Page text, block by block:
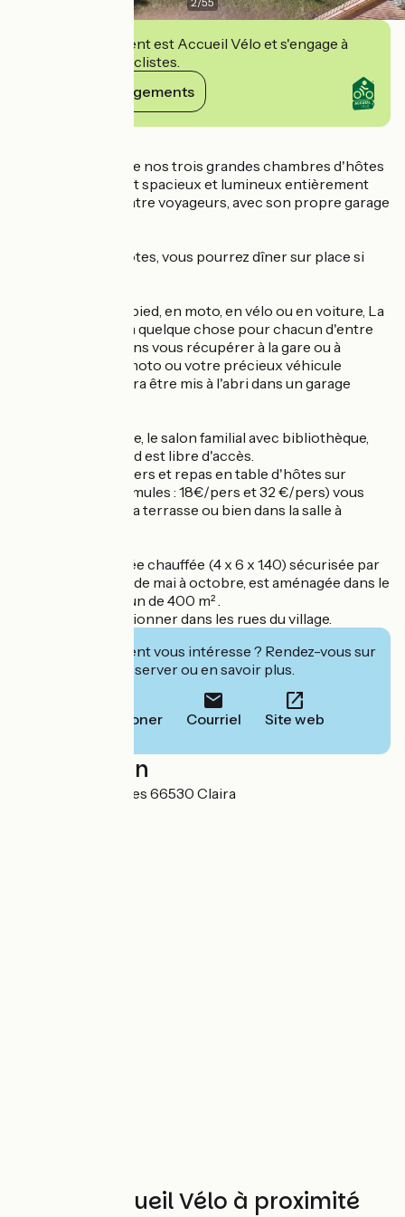
Cet établissement est Accueil Vélo et s'engage à
accueillir des cyclistes.
Voir ses engagements
Découvrez l'une de nos trois grandes chambres d'hôtes
ou notre grand loft spacieux et lumineux entièrement
climatisé pour quatre voyageurs, avec son propre garage
En chambres d'hôtes, vous pourrez dîner sur place si
Que vous soyez à pied, en moto, en vélo ou en voiture, La
Maison Bachelet a quelque chose pour chacun d'entre
vous : nous pouvons vous récupérer à la gare ou à
l'aéroport, votre moto ou votre précieux véhicule
décapotable pourra être mis à l'abri dans un garage
Au rez de chaussée, le salon familial avec bibliothèque,
cheminée et billard est libre d'accès.
Vos petits-déjeuners et repas en table d'hôtes sur
réservation (2 formules : 18€/pers et 32 €/pers) vous
seront servis sur la terrasse ou bien dans la salle à
La piscine partagée chauffée (4 x 6 x 1.40) sécurisée par
bâche, accessible de mai à octobre, est aménagée dans le
jardin clos commun de 400 m² .
Vous pourrez stationner dans les rues du village.
Cet établissement vous intéresse ? Rendez-vous sur
leur site pour réserver ou en savoir plus.
Téléphoner Courriel Site web
Localisation
10 rue des pyrénées 66530 Claira
Autres Accueil Vélo à proximité